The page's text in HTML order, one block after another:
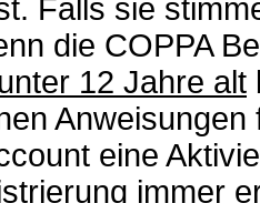
Falls sie
die COPPA
12 Jahre alt
eine
immer